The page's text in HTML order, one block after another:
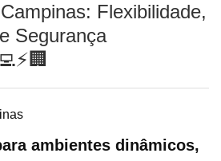
Flexibilidade,
Segurança
ambientes dinâmicos,